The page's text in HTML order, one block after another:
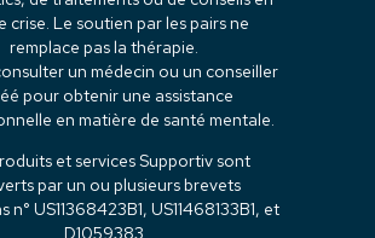
crise. Le soutien par les pairs ne
remplace pas la thérapie.
un médecin ou un conseiller
pour obtenir une assistance
en matière de santé mentale.
et services Supportiv sont
par un ou plusieurs brevets
n° US11368423B1, US11468133B1, et